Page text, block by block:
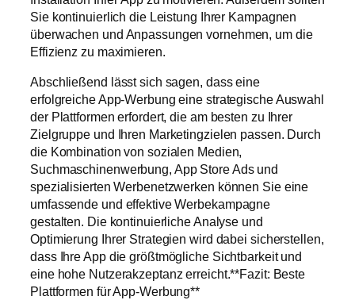
Sie kontinuierlich die Leistung Ihrer Kampagnen
überwachen und Anpassungen vornehmen, um die
Effizienz zu maximieren.
Abschließend lässt sich sagen, dass eine
erfolgreiche App-Werbung eine strategische Auswahl
der Plattformen erfordert, die am besten zu Ihrer
Zielgruppe und Ihren Marketingzielen passen. Durch
die Kombination von sozialen Medien,
Suchmaschinenwerbung, App Store Ads und
spezialisierten Werbenetzwerken können Sie eine
umfassende und effektive Werbekampagne
gestalten. Die kontinuierliche Analyse und
Optimierung Ihrer Strategien wird dabei sicherstellen,
dass Ihre App die größtmögliche Sichtbarkeit und
eine hohe Nutzerakzeptanz erreicht.**Fazit: Beste
Plattformen für App-Werbung**